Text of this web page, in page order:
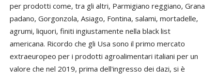
per prodotti come, tra gli altri, Parmigiano reggiano, Grana
padano, Gorgonzola, Asiago, Fontina, salami, mortadelle,
agrumi, liquori, finiti ingiustamente nella black list
americana. Ricordo che gli Usa sono il primo mercato
extraeuropeo per i prodotti agroalimentari italiani per un
valore che nel 2019, prima dell'ingresso dei dazi, si è